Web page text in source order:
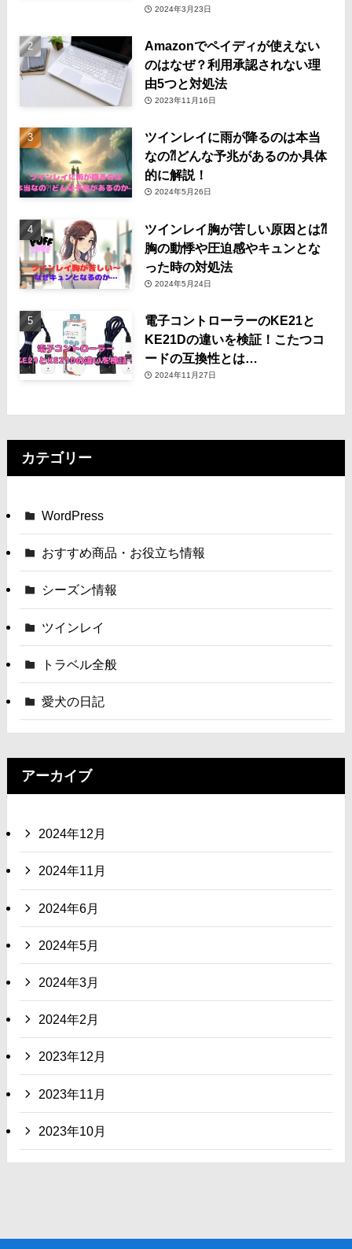
2024年3月23日
Amazonでペイディが使えない
のはなぜ？利用承認されない理
由5つと対処法
2023年11月16日
ツインレイに雨が降るのは本当
なの⁈どんな予兆があるのか具体
的に解説！
2024年5月26日
ツインレイ胸が苦しい原因とは⁈
胸の動悸や圧迫感やキュンとな
った時の対処法
2024年5月24日
電子コントローラーのKE21と
KE21Dの違いを検証！こたつコ
ードの互換性とは…
2024年11月27日
カテゴリー
WordPress
おすすめ商品・お役立ち情報
シーズン情報
ツインレイ
トラベル全般
愛犬の日記
アーカイブ
2024年12月
2024年11月
2024年6月
2024年5月
2024年3月
2024年2月
2023年12月
2023年11月
2023年10月